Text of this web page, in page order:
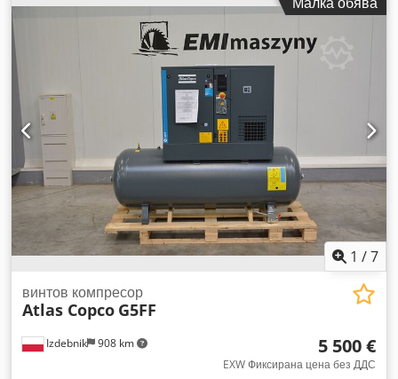
Година на производство: 2019
1 /7
Izdebnik 908 km
винтов компресор
Atlas Copco G5FF
5 500 €
EXW Фиксирана цена без ДДС